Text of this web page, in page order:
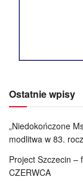
Ostatnie wpisy
„Niedokończone
modlitwa w 83.
Project Szczecin –
CZERWCA